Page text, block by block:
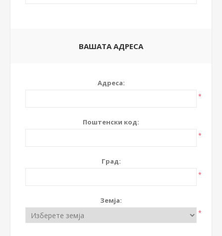
ВАШАТА АДРЕСА
Адреса:
*
Поштенски код:
*
Град:
*
Земја:
*